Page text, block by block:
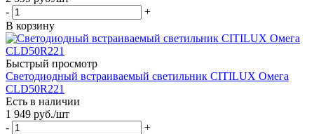
-
+
В корзину
Быстрый просмотр
Светодиодный встраиваемый светильник CITILUX Омега
CLD50R221
Есть в наличии
1 949 руб./шт
-
+